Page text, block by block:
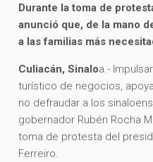
Durante la toma de
anunció que, de la mano
a las familias más
Culiacán, Sinaloa.-
turístico de negocios,
no defraudar a los
gobernador Rubén Rocha
toma de protesta del
Ferreiro.